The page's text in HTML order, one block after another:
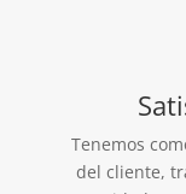
Tenemos
del cliente,